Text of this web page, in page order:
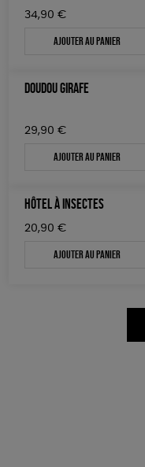
34,90 €
Ajouter au panier
DOUDOU GIRAFE
29,90 €
Ajouter au panier
HÔTEL À INSECTES
20,90 €
Ajouter au panier